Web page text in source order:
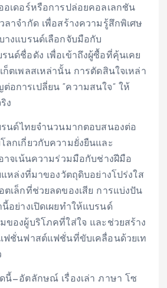
เดอร์หรือการปล่อยคอลเลกชัน
ลาจำกัด เพื่อสร้างความรู้สึกพิเศษ
งแบรนด์เลือกจับมือกับ
นด์ชื่อดัง เพื่อเข้าถึงผู้ซื้อที่คุ้นเคย
ตเพลสเหล่านั้น การตัดสินใจเหล่า
อการเปลี่ยน “ความสนใจ” ให้
ง
รนด์ไทยจำนวนมากตอบสนองต่อ
กเกี่ยวกับความยั่งยืนและ
าจเน้นความร่วมมือกับช่างฝีมือ
แหล่งที่มาของวัตถุดิบอย่างโปร่งใส
เล็กที่ช่วยลดของเสีย การแบ่งปัน
อย่างเปิดเผยทำให้แบรนด์
ของผู้บริโภคที่ใส่ใจ และช่วยสร้าง
ฟชั่นฟาสต์แฟชั่นที่ขับเคลื่อนด้วยเท
นี้—อัตลักษณ์ เรื่องเล่า ภาษา โซ